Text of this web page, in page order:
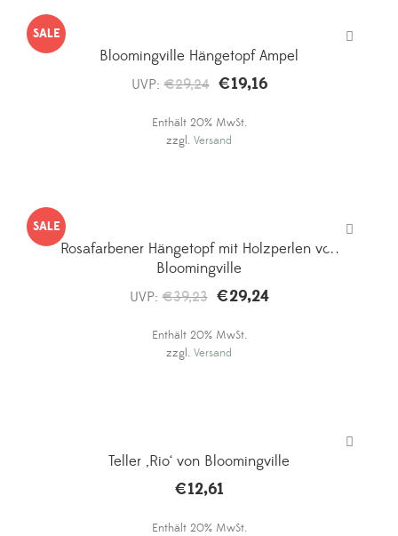
SALE
Bloomingville Hängetopf Ampel
UVP: €29,24 Ursprünglicher
war:
€19,16Aktueller
Enthält 20% MwSt.
zzgl. Versand
SALE
Rosafarbener Hängetopf mit Holzperlen von
Bloomingville
UVP: €39,23 Ursprünglicher
war:
€29,24Aktueller
Enthält 20% MwSt.
zzgl. Versand
Teller ‚Rio‘ von Bloomingville
€12,61
Enthält 20% MwSt.